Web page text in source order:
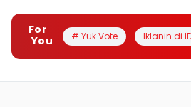
For
You
# Yuk Vote Iklanin di